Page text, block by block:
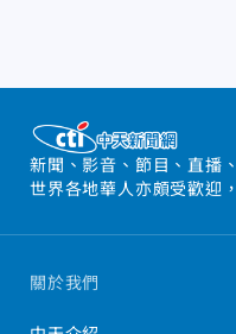
新聞、影音、節目、直播
世界各地華人亦頗受歡迎
關於我們